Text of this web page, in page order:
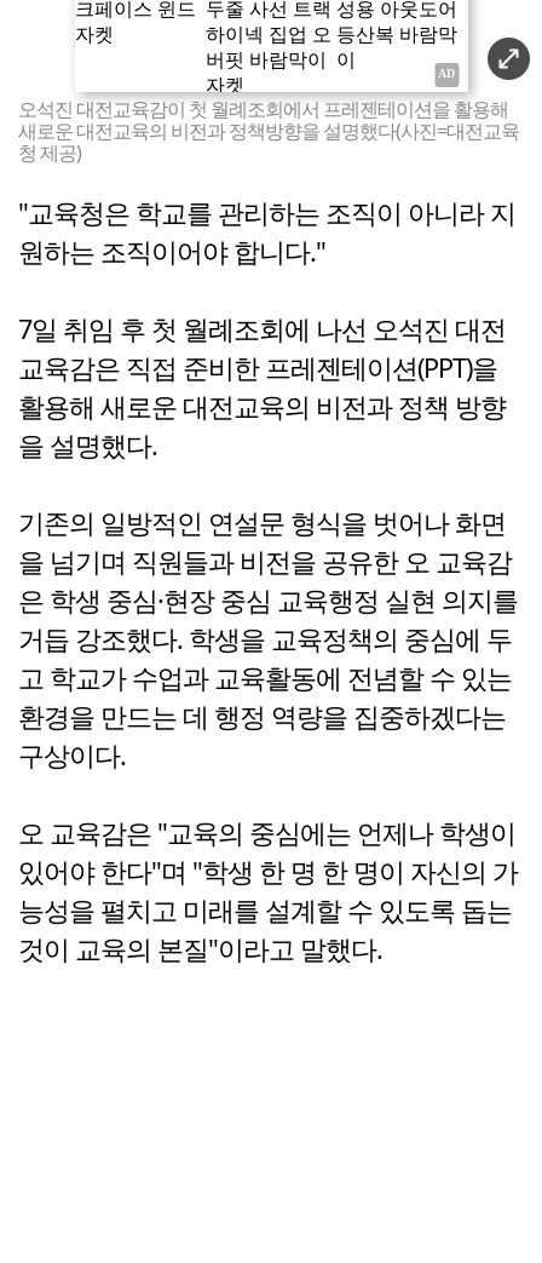
오석진 대전교육감이 첫 월례조회에서 프레젠테이션을 활용해
새로운 대전교육의 비전과 정책방향을 설명했다(사진=대전교육
청 제공)
"교육청은 학교를 관리하는 조직이 아니라 지
원하는 조직이어야 합니다."
7일 취임 후 첫 월례조회에 나선 오석진 대전
교육감은 직접 준비한 프레젠테이션(PPT)을
활용해 새로운 대전교육의 비전과 정책 방향
을 설명했다.
기존의 일방적인 연설문 형식을 벗어나 화면
을 넘기며 직원들과 비전을 공유한 오 교육감
은 학생 중심·현장 중심 교육행정 실현 의지를
거듭 강조했다. 학생을 교육정책의 중심에 두
고 학교가 수업과 교육활동에 전념할 수 있는
환경을 만드는 데 행정 역량을 집중하겠다는
구상이다.
오 교육감은 "교육의 중심에는 언제나 학생이
있어야 한다"며 "학생 한 명 한 명이 자신의 가
능성을 펼치고 미래를 설계할 수 있도록 돕는
것이 교육의 본질"이라고 말했다.